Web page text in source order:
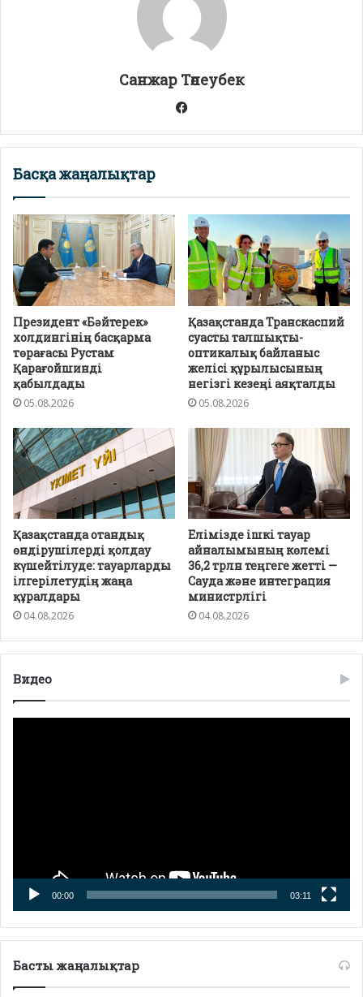
Санжар Төлеубек
Facebook
Басқа жаңалықтар
Президент «Бәйтерек»
холдингінің басқарма
төрағасы Рустам
Қарағойшинді
қабылдады
05.08.2026
Қазақстанда Транскаспий
суасты талшықты-
оптикалық байланыс
желісі құрылысының
негізгі кезеңі аяқталды
05.08.2026
Қазақстанда отандық
өндірушілерді қолдау
күшейтілуде: тауарларды
ілгерілетудің жаңа
құралдары
04.08.2026
Елімізде ішкі тауар
айналымының көлемі
36,2 трлн теңгеге жетті —
Сауда және интеграция
министрлігі
04.08.2026
Видео
00:00 03:11
Басты жаңалықтар